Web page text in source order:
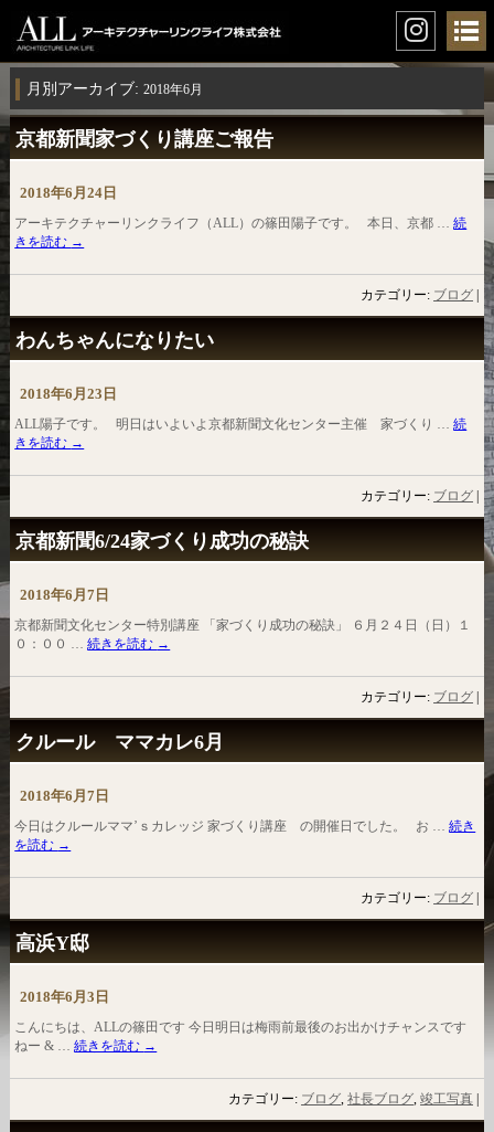
月別アーカイブ: 2018年6月
京都新聞家づくり講座ご報告
2018年6月24日
アーキテクチャーリンクライフ（ALL）の篠田陽子です。 本日、京都 …続
きを読む →
カテゴリー: ブログ
わんちゃんになりたい
2018年6月23日
ALL陽子です。 明日はいよいよ京都新聞文化センター主催 家づくり …続
きを読む →
カテゴリー: ブログ
京都新聞6/24家づくり成功の秘訣
2018年6月7日
京都新聞文化センター特別講座 「家づくり成功の秘訣」 ６月２４日（日）１
０：００ …続きを読む →
カテゴリー: ブログ
クルール ママカレ6月
2018年6月7日
今日はクルールママ’ｓカレッジ 家づくり講座 の開催日でした。 お …続き
を読む →
カテゴリー: ブログ
高浜Y邸
2018年6月3日
こんにちは、ALLの篠田です 今日明日は梅雨前最後のお出かけチャンスです
ねー & …続きを読む →
カテゴリー: ブログ,社長ブログ,竣工写真